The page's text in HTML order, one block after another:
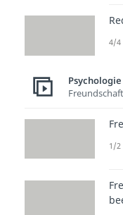
nur
tun.
4/4
Psychologie
Freundschaft
1/2